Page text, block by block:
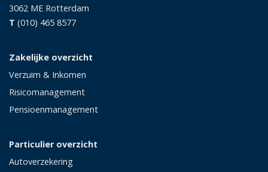
3062 ME Rotterdam
T (010) 465 8577
Zakelijke overzicht
Verzuim & Inkomen
Risicomanagement
Pensioenmanagement
Particulier overzicht
Autoverzekering